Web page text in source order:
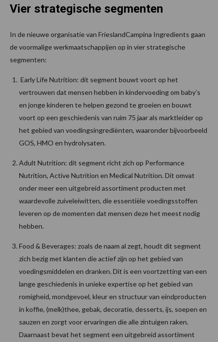
Vier strategische segmenten
In de nieuwe organisatie van FrieslandCampina Ingredients gaan
de voormalige werkmaatschappijen op in vier strategische
segmenten:
Early Life Nutrition: dit segment bouwt voort op het
vertrouwen dat mensen hebben in kindervoeding om baby’s
en jonge kinderen te helpen gezond te groeien en bouwt
voort op een geschiedenis van ruim 75 jaar als marktleider op
het gebied van voedingsingrediënten, waaronder bijvoorbeeld
GOS, HMO en hydrolysaten.
Adult Nutrition: dit segment richt zich op Performance
Nutrition, Active Nutrition en Medical Nutrition. Dit omvat
onder meer een uitgebreid assortiment producten met
waardevolle zuiveleiwitten, die essentiële voedingsstoffen
leveren op de momenten dat mensen deze het meest nodig
hebben.
Food & Beverages: zoals de naam al zegt, houdt dit segment
zich bezig met klanten die actief zijn op het gebied van
voedingsmiddelen en dranken. Dit is een voortzetting van een
lange geschiedenis in unieke expertise op het gebied van
romigheid, mondgevoel, kleur en structuur van eindproducten
in koffie, (melk)thee, gebak, decoratie, desserts, ijs, soepen en
sauzen en zorgt voor ervaringen die alle zintuigen raken.
Daarnaast bevat het segment een uitgebreid assortiment